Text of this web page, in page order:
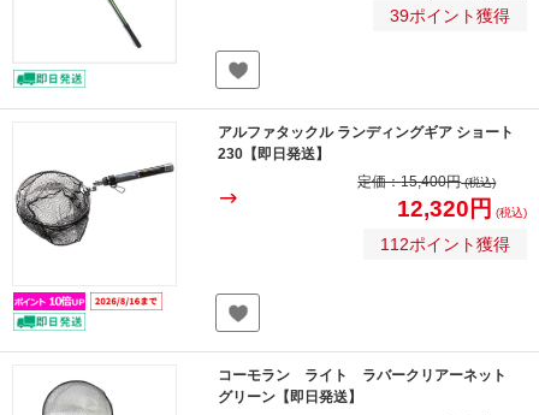
39ポイント獲得
アルファタックル ランディングギア ショート
230【即日発送】
定価：15,400円(税込)
12,320円 (税込)
112ポイント獲得
コーモラン ライト ラバークリアーネット
グリーン【即日発送】